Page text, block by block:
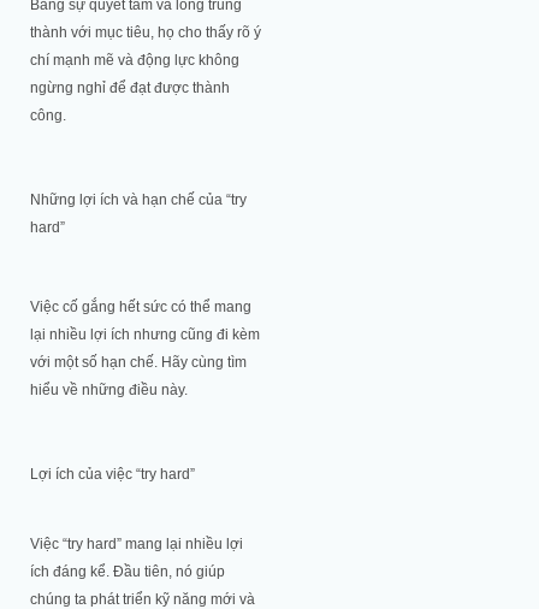
Bằng sự quyết tâm và lòng trung
thành với mục tiêu, họ cho thấy rõ ý
chí mạnh mẽ và động lực không
ngừng nghỉ để đạt được thành
công.
Những lợi ích và hạn chế của “try
hard”
Việc cố gắng hết sức có thể mang
lại nhiều lợi ích nhưng cũng đi kèm
với một số hạn chế. Hãy cùng tìm
hiểu về những điều này.
Lợi ích của việc “try hard”
Việc “try hard” mang lại nhiều lợi
ích đáng kể. Đầu tiên, nó giúp
chúng ta phát triển kỹ năng mới và